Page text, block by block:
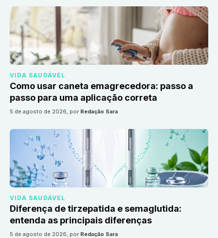
VIDA SAUDÁVEL
Como usar caneta emagrecedora: passo a
passo para uma aplicação correta
5 de agosto de 2026, por Redação Sara
VIDA SAUDÁVEL
Diferença de tirzepatida e semaglutida:
entenda as principais diferenças
5 de agosto de 2026, por Redação Sara